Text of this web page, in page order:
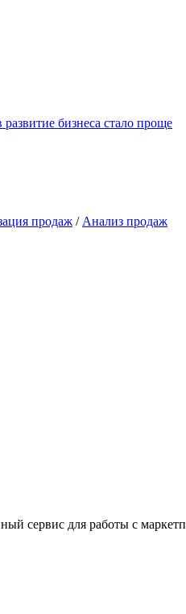
развитие бизнеса стало проще
продаж / Анализ продаж
сервис для работы с